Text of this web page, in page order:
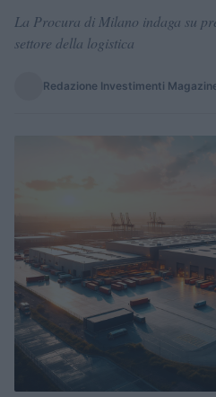
La Procura di Milano indaga su
settore della logistica
Redazione Investimenti